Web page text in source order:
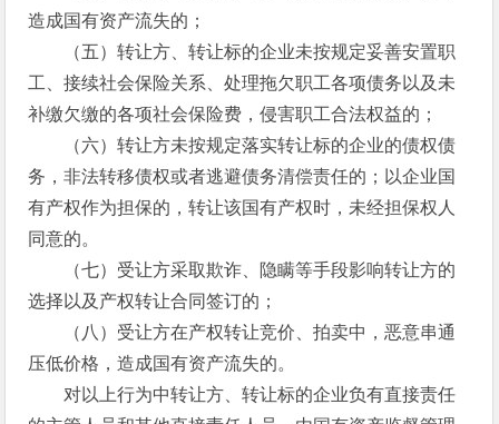
造成国有资产流失的；
（五）转让方、转让标的企业未按规定妥善安置职
工、接续社会保险关系、处理拖欠职工各项债务以及未
补缴欠缴的各项社会保险费，侵害职工合法权益的；
（六）转让方未按规定落实转让标的企业的债权债
务，非法转移债权或者逃避债务清偿责任的；以企业国
有产权作为担保的，转让该国有产权时，未经担保权人
同意的。
（七）受让方采取欺诈、隐瞒等手段影响转让方的
选择以及产权转让合同签订的；
（八）受让方在产权转让竞价、拍卖中，恶意串通
压低价格，造成国有资产流失的。
对以上行为中转让方、转让标的企业负有直接责任